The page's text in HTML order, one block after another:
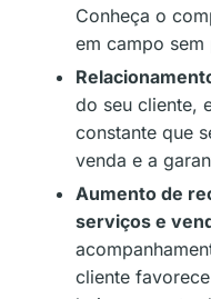
Conheça o
em campo
do seu cliente,
constante que
venda e a
Aumento de
serviços e
cliente